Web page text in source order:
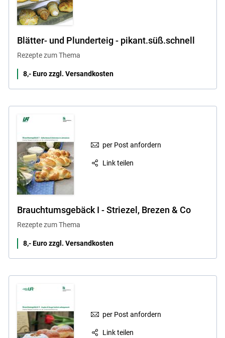
Blätter- und Plunderteig - pikant.süß.schnell
Rezepte zum Thema
8,- Euro zzgl. Versandkosten
per Post anfordern
Link teilen
Brauchtumsgebäck I - Striezel, Brezen & Co
Rezepte zum Thema
8,- Euro zzgl. Versandkosten
per Post anfordern
Link teilen